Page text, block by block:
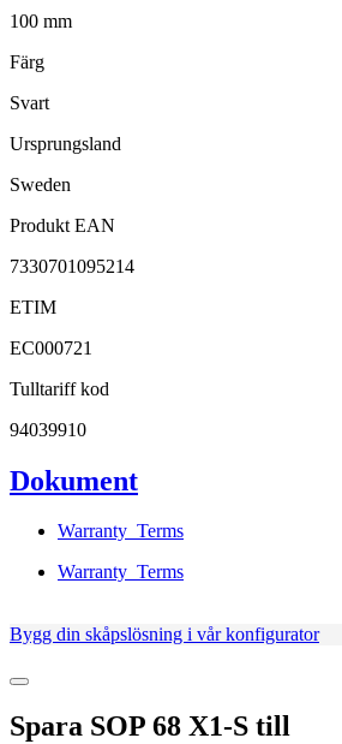
100 mm
Färg
Svart
Ursprungsland
Sweden
Produkt EAN
7330701095214
ETIM
EC000721
Tulltariff kod
94039910
Dokument
Warranty_Terms
Warranty_Terms
Bygg din skåpslösning i vår konfigurator
Spara SOP 68 X1-S till